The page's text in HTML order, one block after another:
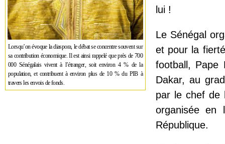
Lorsqu’on évoque la diaspora, le débat se concentre souvent sur
sa contribution économique. Il est ainsi rappelé que près de 700
000 Sénégalais vivent à l’étranger, soit environ 4 % de la
population, et contribuent à environ plus de 10 % du PIB à
travers les envois de fonds.
lui !
Le Sénégal
et pour la
football, Pape
Dakar, au
par le chef de
organisée en
République.